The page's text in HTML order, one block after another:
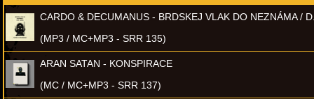
CARDO & DECUMANUS - BRDSKEJ VLAK DO NEZNÁMA /
(MP3 / MC+MP3 - SRR 135)
ARAN SATAN - KONSPIRACE
(MC / MC+MP3 - SRR 137)